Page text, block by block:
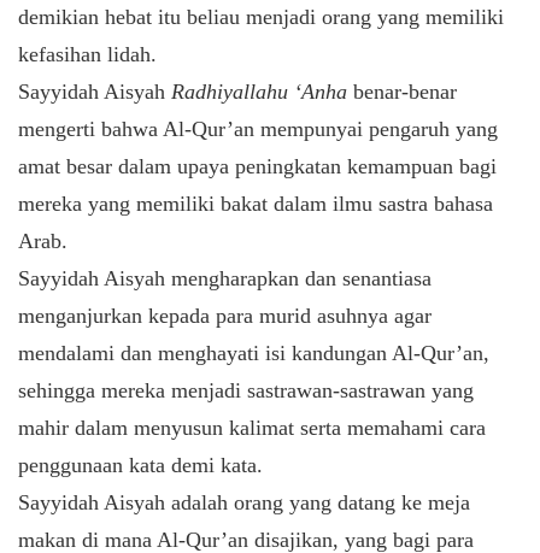
demikian hebat itu beliau menjadi orang yang memiliki
kefasihan lidah.
Sayyidah Aisyah Radhiyallahu ‘Anha benar-benar
mengerti bahwa Al-Qur’an mempunyai pengaruh yang
amat besar dalam upaya peningkatan kemampuan bagi
mereka yang memiliki bakat dalam ilmu sastra bahasa
Arab.
Sayyidah Aisyah mengharapkan dan senantiasa
menganjurkan kepada para murid asuhnya agar
mendalami dan menghayati isi kandungan Al-Qur’an,
sehingga mereka menjadi sastrawan-sastrawan yang
mahir dalam menyusun kalimat serta memahami cara
penggunaan kata demi kata.
Sayyidah Aisyah adalah orang yang datang ke meja
makan di mana Al-Qur’an disajikan, yang bagi para